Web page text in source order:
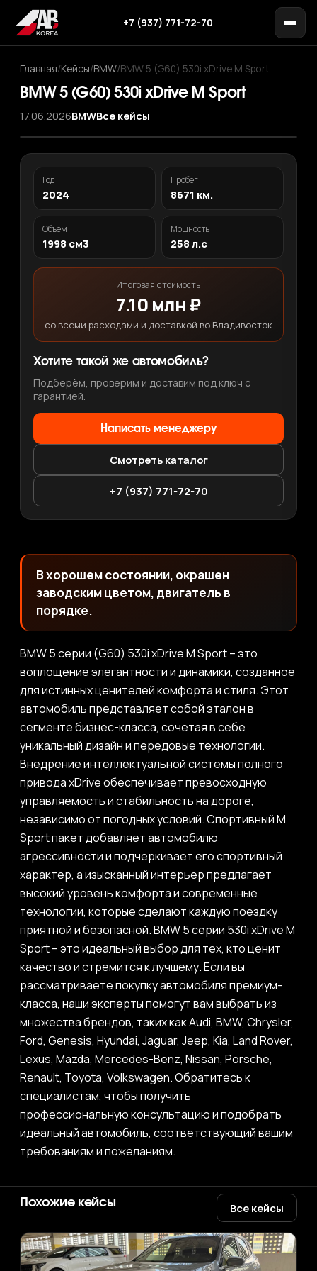
+7 (937) 771-72-70
Главная/Кейсы/BMW/BMW 5 (G60) 530i xDrive M Sport
BMW 5 (G60) 530i xDrive M Sport
17.06.2026BMWВсе кейсы
‹
›
1/ 12
Год
2024
Пробег
8671 км.
Объём
1998 см3
Мощность
258 л.с
Итоговая стоимость
7.10 млн ₽
со всеми расходами и доставкой во Владивосток
Хотите такой же автомобиль?
Подберём, проверим и доставим под ключ с
гарантией.
Написать менеджеру
Смотреть каталог
+7 (937) 771-72-70
В хорошем состоянии, окрашен
заводским цветом, двигатель в
порядке.
BMW 5 серии (G60) 530i xDrive M Sport – это
воплощение элегантности и динамики, созданное
для истинных ценителей комфорта и стиля. Этот
автомобиль представляет собой эталон в
сегменте бизнес-класса, сочетая в себе
уникальный дизайн и передовые технологии.
Внедрение интеллектуальной системы полного
привода xDrive обеспечивает превосходную
управляемость и стабильность на дороге,
независимо от погодных условий. Спортивный M
Sport пакет добавляет автомобилю
агрессивности и подчеркивает его спортивный
характер, а изысканный интерьер предлагает
высокий уровень комфорта и современные
технологии, которые сделают каждую поездку
приятной и безопасной. BMW 5 серии 530i xDrive M
Sport – это идеальный выбор для тех, кто ценит
качество и стремится к лучшему. Если вы
рассматриваете покупку автомобиля премиум-
класса, наши эксперты помогут вам выбрать из
множества брендов, таких как Audi, BMW, Chrysler,
Ford, Genesis, Hyundai, Jaguar, Jeep, Kia, Land Rover,
Lexus, Mazda, Mercedes-Benz, Nissan, Porsche,
Renault, Toyota, Volkswagen. Обратитесь к
специалистам, чтобы получить
профессиональную консультацию и подобрать
идеальный автомобиль, соответствующий вашим
требованиям и пожеланиям.
Похожие кейсы Все кейсы